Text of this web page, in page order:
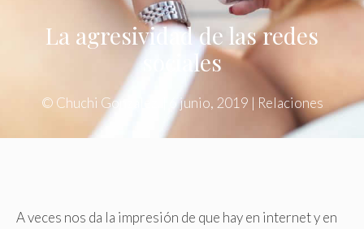
La agresividad de las redes
sociales
© Chuchi Gonzalez. 6 junio, 2019 | Relaciones
A veces nos da la impresión de que hay en internet y en